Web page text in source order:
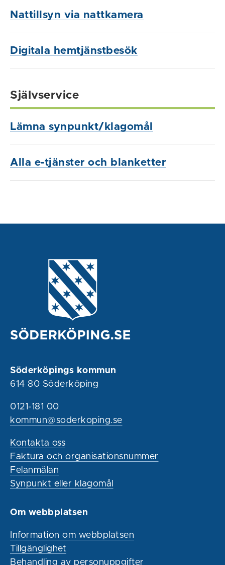
Nattillsyn via nattkamera
Digitala hemtjänstbesök
Självservice
Lämna synpunkt/klagomål
Alla e-tjänster och blanketter
Söderköpings kommun
614 80 Söderköping
0121-181 00
kommun@soderkoping.se
Kontakta oss
Faktura och organisationsnummer
Felanmälan
Synpunkt eller klagomål
Om webbplatsen
Information om webbplatsen
Tillgänglighet
Behandling av personuppgifter